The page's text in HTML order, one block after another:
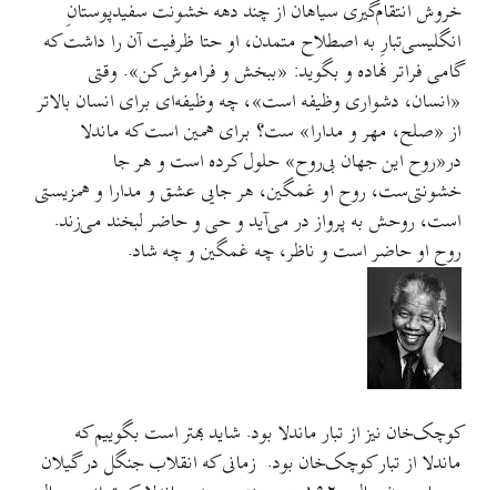
خروش انتقام‌گیری سیاهان از چند دهه خشونت سفیدپوستانِ
انگلیسی‌تبارِ به اصطلاح متمدن، او حتا ظرفیت آن را داشت که
گامی فراتر نهاده و بگوید: «ببخش و فراموش کن». وقتی
«انسان، دشواری وظیفه است»، چه وظیفه‌ای برای انسان بالاتر
از «صلح، مهر و مدارا» ست؟ برای همین است که ماندلا
در«روح این جهان بی‌روح» حلول کرده است و هر جا
خشونتی‌ست، روح او غمگین، هر جایی عشق و مدارا و همزیستی
است، روحش به پرواز در می‌آید و حی و حاضر لبخند می‌زند.
روح او حاضر است و ناظر، چه غمگین و چه شاد.
کوچک‌خان نیز از تبار ماندلا بود. شاید بهتر است بگوییم که
ماندلا از تبار کوچک‌خان بود. زمانی که انقلاب جنگل در گیلان